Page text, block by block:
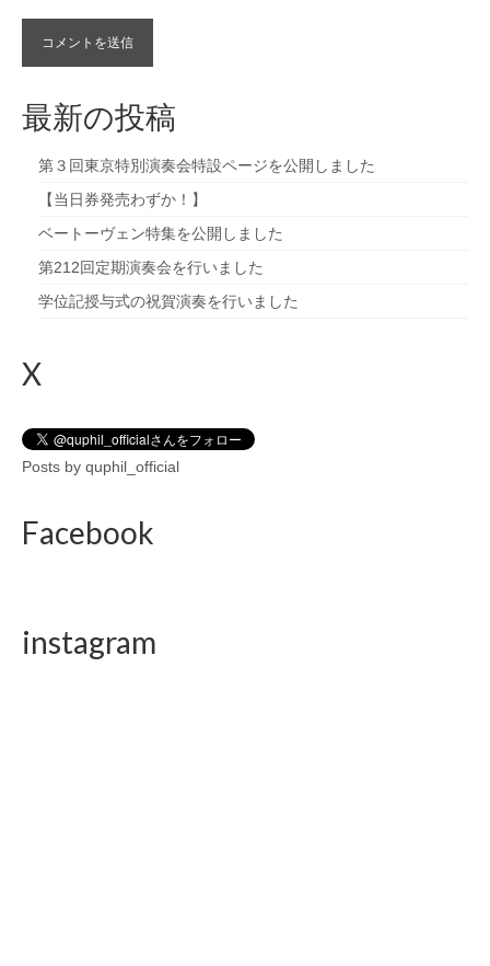
最新の投稿
第３回東京特別演奏会特設ページを公開しました
【当日券発売わずか！】
ベートーヴェン特集を公開しました
第212回定期演奏会を行いました
学位記授与式の祝賀演奏を行いました
X
Posts by quphil_official
Facebook
instagram